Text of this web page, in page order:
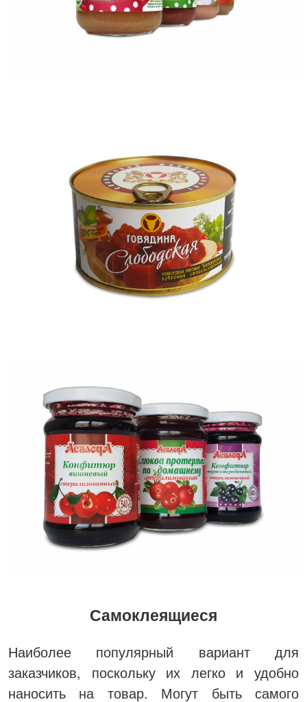
Самоклеящиеся
Наиболее популярный вариант для
заказчиков, поскольку их легко и удобно
наносить на товар. Могут быть самого